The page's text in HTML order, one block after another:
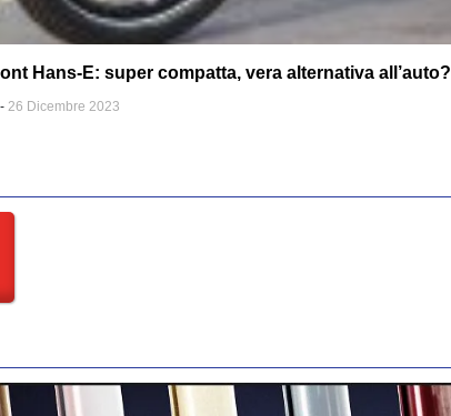
Hans-E: super compatta, vera alternativa all’auto?
26 Dicembre 2023